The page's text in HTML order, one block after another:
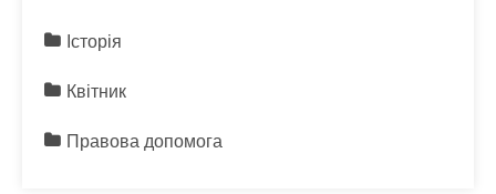
Історія
Квітник
Правова допомога